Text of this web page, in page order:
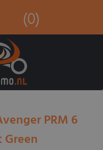
(0)
PRM 6
Green